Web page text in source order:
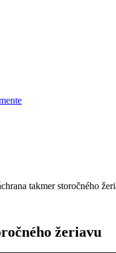
takmer storočného
žeriavu